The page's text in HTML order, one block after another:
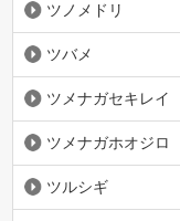
ツノメドリ
ツバメ
ツメナガセキレイ
ツメナガホオジロ
ツルシギ